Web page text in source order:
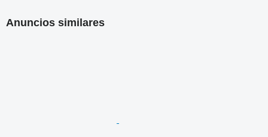
Anuncios similares